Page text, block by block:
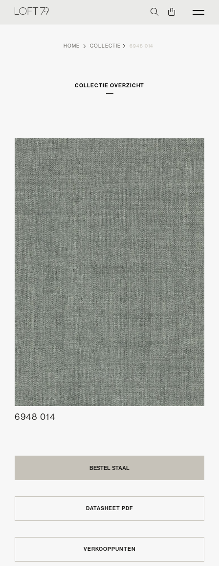
HOME COLLECTIE 6948 014
COLLECTIE OVERZICHT
6948 014
BESTEL STAAL
DATASHEET PDF
VERKOOPPUNTEN